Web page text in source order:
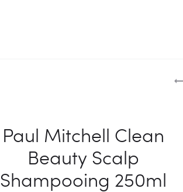
Paul Mitchell Clean
Beauty Scalp
Shampooing 250ml